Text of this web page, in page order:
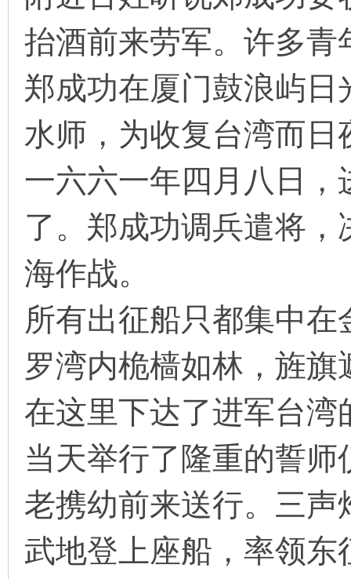
抬酒前来劳军。许多
郑成功在厦门鼓浪屿
水师，为收复台湾而日
一六六一年四月八日
了。郑成功调兵遣将
海作战。
所有出征船只都集中
罗湾内桅樯如林，旌
在这里下达了进军台湾
当天举行了隆重的誓
老携幼前来送行。三
武地登上座船，率领